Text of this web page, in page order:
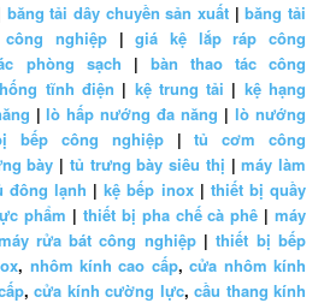
băng tải dây chuyền sản xuất |băng tải
nghiệp |giá kệ lắp ráp công
phòng sạch | bàn thao tác công
tĩnh điện | kệ trung tải | kệ hạng
|lò hấp nướng đa năng |lò nướng
bếp công nghiệp|tủ cơm công
bày | tủ trưng bày siêu thị |máy làm
đông lạnh |kệ bếp inox| thiết bị quầy
phẩm | thiết bị pha chế cà phê | máy
rửa bát công nghiệp|thiết bị bếp
, nhôm kính cao cấp,cửa nhôm kính
, cửa kính cường lực, cầu thang kính